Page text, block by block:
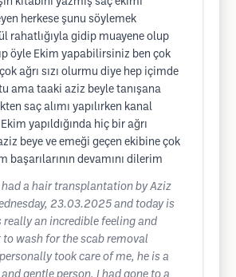
herkese şunu söylemek
rahatlığıyla gidip muayene olup
öyle Ekim yapabilirsiniz ben çok
ağrı sızı olurmu diye hep içimde
ama taaki aziz beyle tanışana
saç alımı yapılırken kanal
Ekim yapıldığında hiç bir ağrı
beye ve emeği geçen ekibine çok
başarılarının devamını dilerim
had a hair transplantation by Aziz
23.03.2025 and today is
really an incredible feeling and
to wash for the scab removal
took care of me, he is a